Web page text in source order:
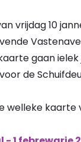
vrijdag 10
gaan
de
welleke kaarte